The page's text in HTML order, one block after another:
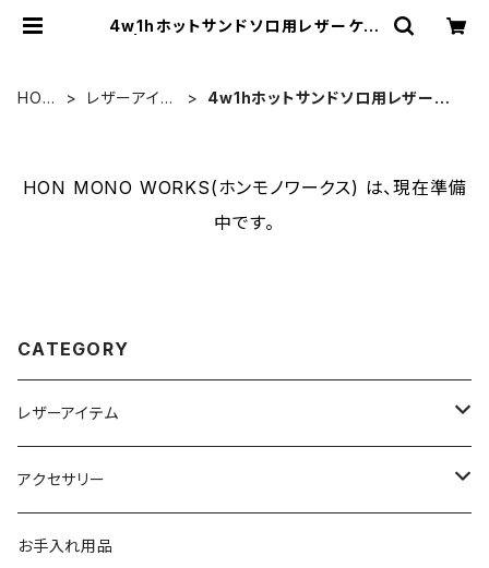
4w1hホットサンドソロ用レザーケー
HOM
レザーアイテ
4w1hホットサンドソロ用レザーケ
HON MONO WORKS(ホンモノワークス) は、現在準備
中です。
CATEGORY
レザーアイテム
4w1hホットサンドソロ用レザーケース
GOALZERO用アイテム
アクセサリー
カラビナ
お手入れ用品